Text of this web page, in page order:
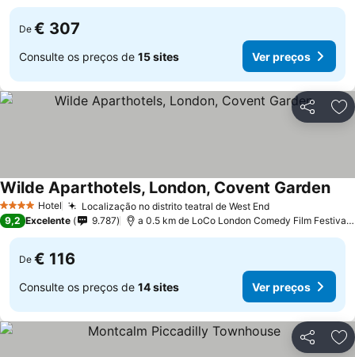
De € 307
Consulte os preços de 15 sites Ver preços
Partilhar
4 EstrelasHotel Localização no distrito teatral de West EndVer preços
Wilde Aparthotels, London, Covent GardenVer
9,2 Excelente 9.787 a 0.5 km de LoCo London Comedy Film Festival
De € 116
Consulte os preços de 14 sites Ver preços
Partilhar